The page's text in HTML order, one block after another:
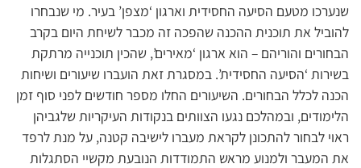
שנערכו מטעם הסיעה החסידית וארגון ‘מצפן’ בעיר. מי שנבחרו
להוביל את תוכנית ההכנה שהפכה זה מכבר לשיחת היום בקרב
הבחורים והוריהם – הוא ארגון ‘מאירים’, שהכין תוכנייה מרתקת
בשירות ‘הסיעה החסידית’. במסגרת זאת הועברו שיעורים ושיחות
הכנה לכלל הבחורים. השיעורים החלו מספר חודשים לפני סוף זמן
הלימודים, ובמהלכם נגעו הצוותים בנקודות העיקריות שלגביהן
ראוי לבחור להתכונן לקראת מעברו לישיבה קטנה, על מנת לרפד
את המעבר ולמנוע מראש התמודדות הנובעת מקשיי הסתגלות